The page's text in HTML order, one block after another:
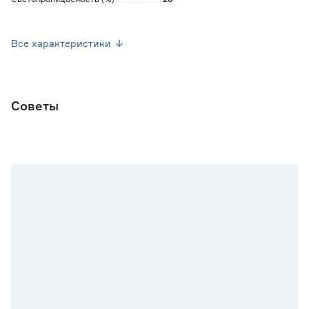
Все характеристики
Советы